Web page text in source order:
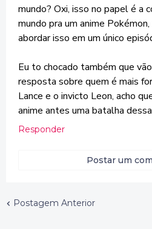
mundo? Oxi, isso no papel é a
mundo pra um anime
abordar isso em um único
Eu to chocado também que
resposta sobre quem é mais
Lance e o invicto Leon, acho
anime antes uma batalha
Responder
Postar um
Postagem Anterior